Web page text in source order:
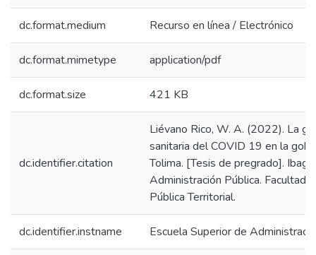
dc.format.medium Recurso en línea / Electrónico
dc.format.mimetype application/pdf
dc.format.size 421 KB
dc.identifier.citation
Liévano Rico, W. A. (2022). La
sanitaria del COVID 19 en la
Tolima. [Tesis de pregrado].
Administración Pública. Facultad
Pública Territorial.
dc.identifier.instname Escuela Superior de